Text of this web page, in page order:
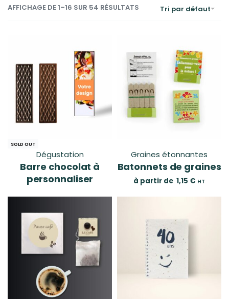
AFFICHAGE DE 1–16 SUR 54 RÉSULTATS Tri par défaut
SOLD OUT
Dégustation
Barre chocolat à
personnaliser
Graines étonnantes
Batonnets de graines
à partir de 1,15 € HT